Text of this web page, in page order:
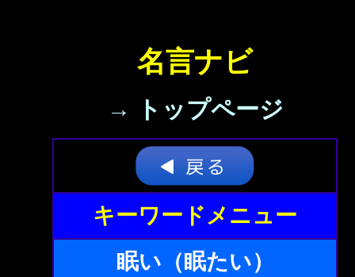
名言ナビ
→ トップページ
キーワードメニュー
眠い（眠たい）